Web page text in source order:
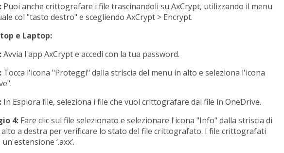
Puoi anche crittografare i file trascinandoli su AxCrypt, utilizzando il menu
col "tasto destro" e scegliendo AxCrypt > Encrypt.
e Laptop:
Avvia l'app AxCrypt e accedi con la tua password.
Tocca l'icona "Proteggi" dalla striscia del menu in alto e seleziona l'icona
In Esplora file, seleziona i file che vuoi crittografare dai file in OneDrive.
4: Fare clic sul file selezionato e selezionare l'icona "Info" dalla striscia di
alto a destra per verificare lo stato del file crittografato. I file crittografati
‘.axx’.